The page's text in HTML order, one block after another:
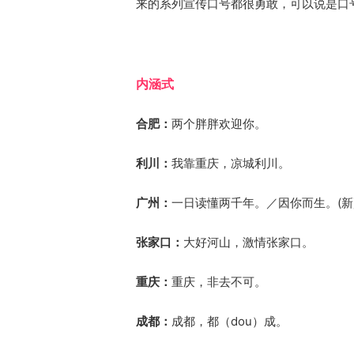
来的系列宣传口号都很勇敢，可以说是口
内涵式
合肥： 两个胖胖欢迎你。
利川： 我靠重庆，凉城利川。
广州： 一日读懂两千年。／因你而生。(
张家口： 大好河山，激情张家口。
重庆： 重庆，非去不可。
成都： 成都，都（dou）成。